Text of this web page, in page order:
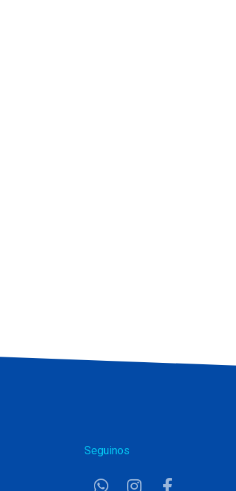
Seguinos